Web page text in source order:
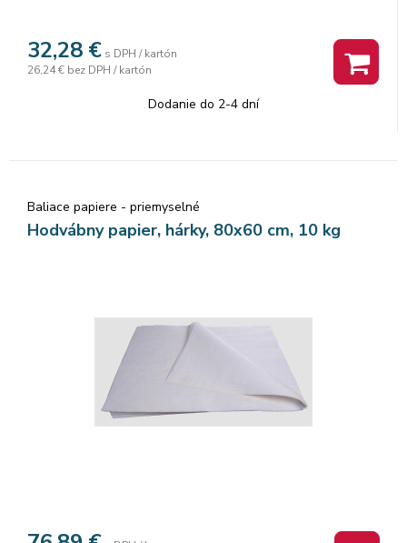
32,28 € s DPH / kartón
26,24 € bez DPH / kartón
Dodanie do 2-4 dní
Baliace papiere - priemyselné
Hodvábny papier, hárky, 80x60 cm, 10 kg